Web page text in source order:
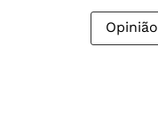
Opinião